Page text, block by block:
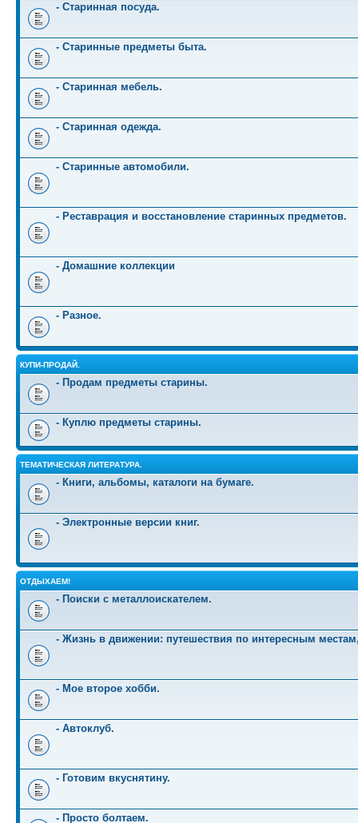
- Старинная посуда.
- Старинные предметы быта.
- Старинная мебель.
- Старинная одежда.
- Старинные автомобили.
- Реставрация и восстановление старинных предметов.
- Домашние коллекции
- Разное.
КУПИ-ПРОДАЙ.
- Продам предметы старины.
- Куплю предметы старины.
ТЕМАТИЧЕСКАЯ ЛИТЕРАТУРА.
- Книги, альбомы, каталоги на бумаге.
- Электронные версии книг.
ОТДЫХАЕМ!
- Поиски с металлоискателем.
- Жизнь в движении: путешествия по интересным
- Мое второе хобби.
- Автоклуб.
- Готовим вкуснятину.
- Просто болтаем.